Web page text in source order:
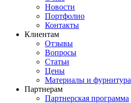
Новости
Портфолио
Контакты
Клиентам
Отзывы
Вопросы
Статьи
Цены
Материалы и фурнитура
Партнерам
Партнерская программа